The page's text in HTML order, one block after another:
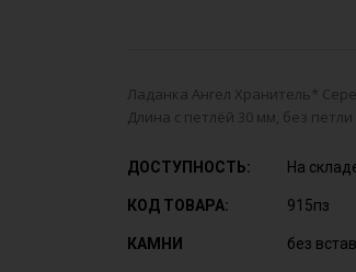
Ладанка Ангел Хранитель*
Длина с петлёй 30 мм, без
ДОСТУПНОСТЬ: На
КОД ТОВАРА: 915пз
КАМНИ без